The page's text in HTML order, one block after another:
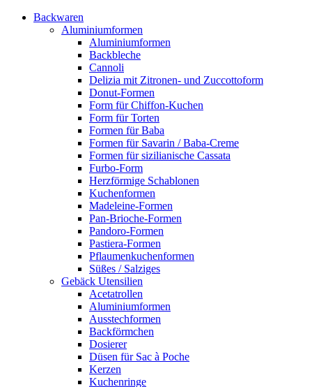
Backwaren
Aluminiumformen
Aluminiumformen
Backbleche
Cannoli
Delizia mit Zitronen- und Zuccottoform
Donut-Formen
Form für Chiffon-Kuchen
Form für Torten
Formen für Baba
Formen für Savarin / Baba-Creme
Formen für sizilianische Cassata
Furbo-Form
Herzförmige Schablonen
Kuchenformen
Madeleine-Formen
Pan-Brioche-Formen
Pandoro-Formen
Pastiera-Formen
Pflaumenkuchenformen
Süßes / Salziges
Gebäck Utensilien
Acetatrollen
Aluminiumformen
Ausstechformen
Backförmchen
Dosierer
Düsen für Sac à Poche
Kerzen
Kuchenringe